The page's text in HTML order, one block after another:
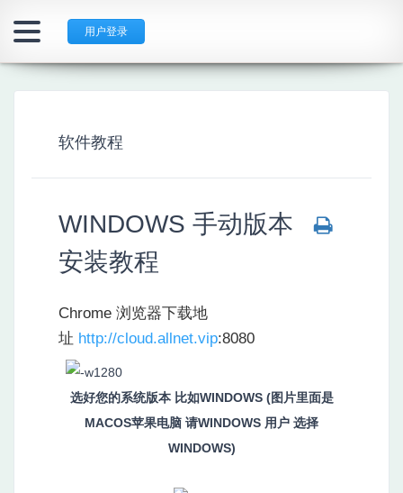
用户登录
软件教程
WINDOWS 手动版本
安装教程
Chrome 浏览器下载地
址 http://cloud.allnet.vip:8080
选好您的系统版本 比如WINDOWS (图片里面是
MACOS苹果电脑 请WINDOWS 用户 选择
WINDOWS)